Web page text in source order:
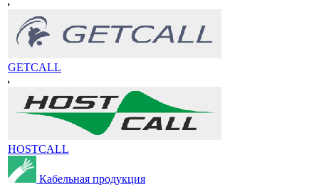
GETCALL
HOSTCALL
Кабельная продукция